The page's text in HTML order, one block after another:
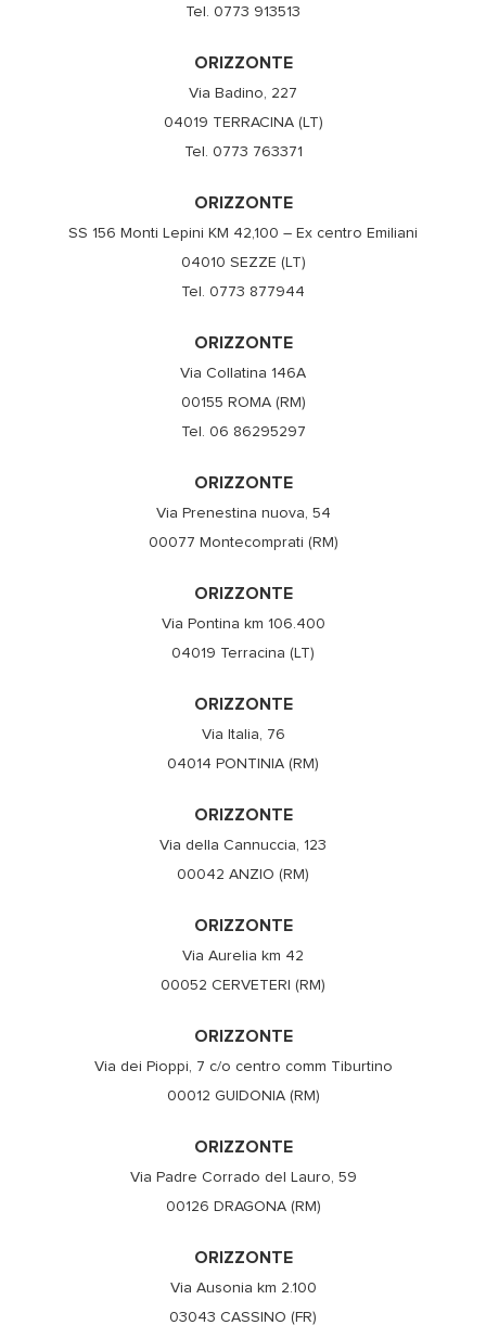
Tel. 0773 913513
ORIZZONTE
Via Badino, 227
04019 TERRACINA (LT)
Tel. 0773 763371
ORIZZONTE
SS 156 Monti Lepini KM 42,100 – Ex centro Emiliani
04010 SEZZE (LT)
Tel. 0773 877944
ORIZZONTE
Via Collatina 146A
00155 ROMA (RM)
Tel. 06 86295297
ORIZZONTE
Via Prenestina nuova, 54
00077 Montecomprati (RM)
ORIZZONTE
Via Pontina km 106.400
04019 Terracina (LT)
ORIZZONTE
Via Italia, 76
04014 PONTINIA (RM)
ORIZZONTE
Via della Cannuccia, 123
00042 ANZIO (RM)
ORIZZONTE
Via Aurelia km 42
00052 CERVETERI (RM)
ORIZZONTE
Via dei Pioppi, 7 c/o centro comm Tiburtino
00012 GUIDONIA (RM)
ORIZZONTE
Via Padre Corrado del Lauro, 59
00126 DRAGONA (RM)
ORIZZONTE
Via Ausonia km 2.100
03043 CASSINO (FR)